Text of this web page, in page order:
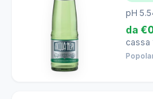
pH
da
cassa